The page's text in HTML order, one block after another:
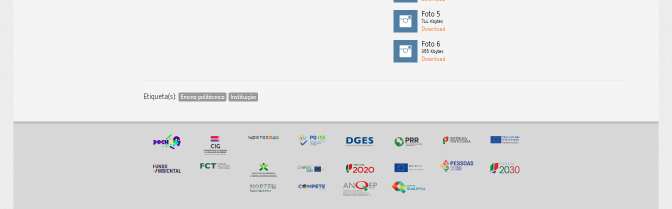
Foto 5
744 Kbytes
Foto 6
355 Kbytes
Etiqueta(s): Ensino politécnico Instituição